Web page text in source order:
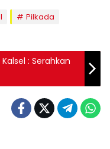
Pilkada
: Serahkan